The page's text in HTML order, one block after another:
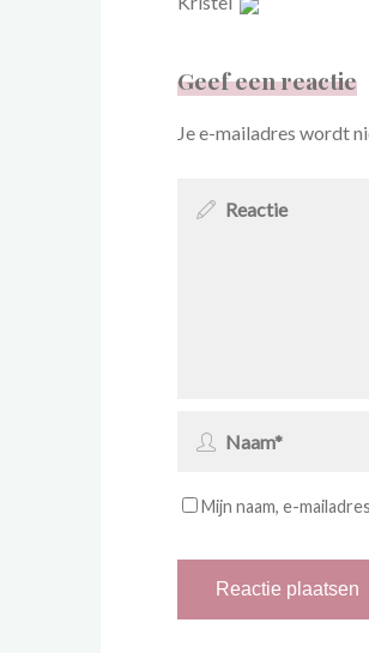
Geef een reactie
Je e-mailadres wordt
Mijn naam, e-